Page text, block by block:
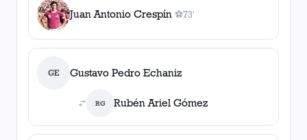
Juan Antonio Crespín ⚽
1gol
73'
GE Gustavo Pedro Echaniz
RG Rubén Ariel Gómez